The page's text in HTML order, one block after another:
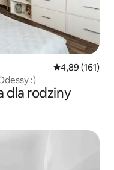
Średnia
4,89 (161)
:)
dla rodziny